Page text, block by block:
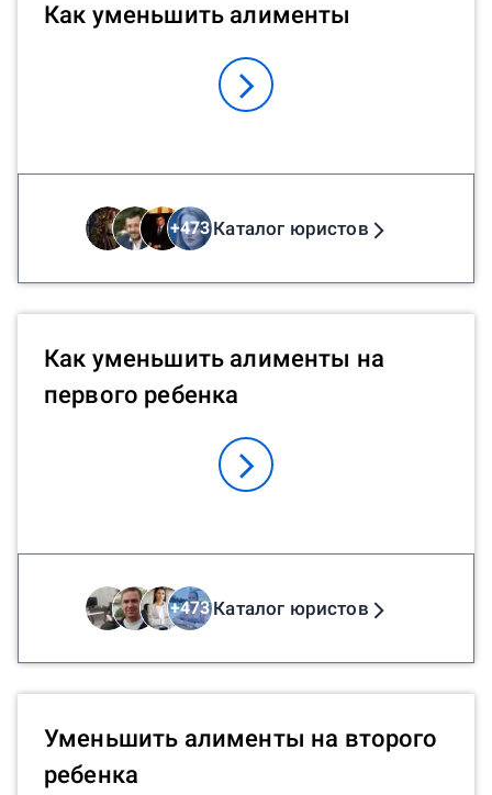
Как уменьшить алименты
+473Каталог юристов
Как уменьшить алименты на
первого ребенка
+473Каталог юристов
Уменьшить алименты на второго
ребенка